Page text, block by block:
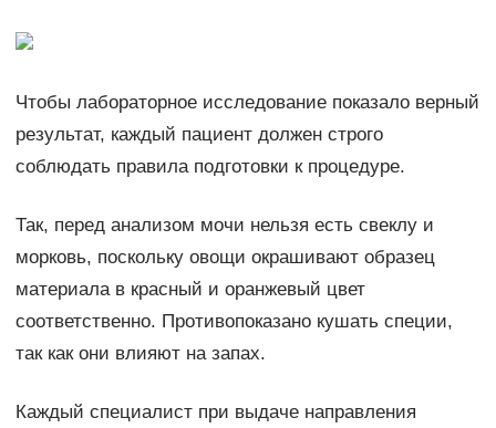
Чтобы лабораторное исследование показало верный
результат, каждый пациент должен строго
соблюдать правила подготовки к процедуре.
Так, перед анализом мочи нельзя есть свеклу и
морковь, поскольку овощи окрашивают образец
материала в красный и оранжевый цвет
соответственно. Противопоказано кушать специи,
так как они влияют на запах.
Каждый специалист при выдаче направления